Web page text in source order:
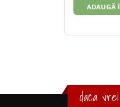
ADAUGĂ
daca